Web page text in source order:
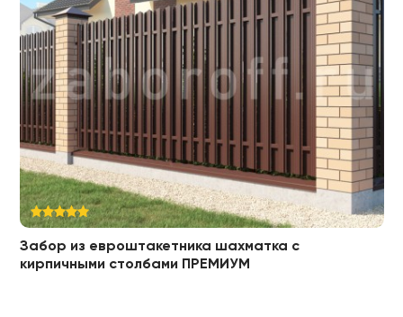
Забор из евроштакетника шахматка с
кирпичными столбами ПРЕМИУМ